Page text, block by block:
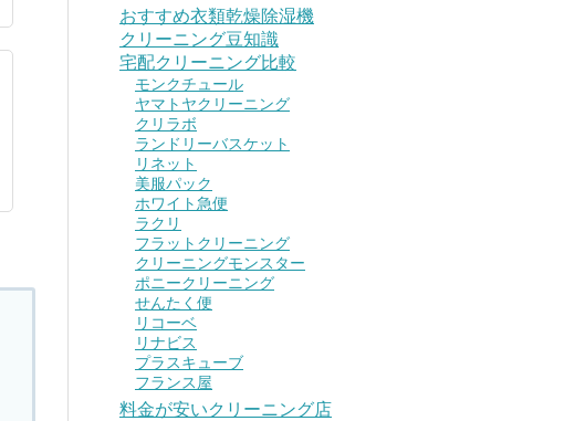
おすすめ衣類乾燥除湿機
クリーニング豆知識
宅配クリーニング比較
モンクチュール
ヤマトヤクリーニング
クリラボ
ランドリーバスケット
リネット
美服パック
ホワイト急便
ラクリ
フラットクリーニング
クリーニングモンスター
ポニークリーニング
せんたく便
リコーベ
リナビス
プラスキューブ
フランス屋
料金が安いクリーニング店